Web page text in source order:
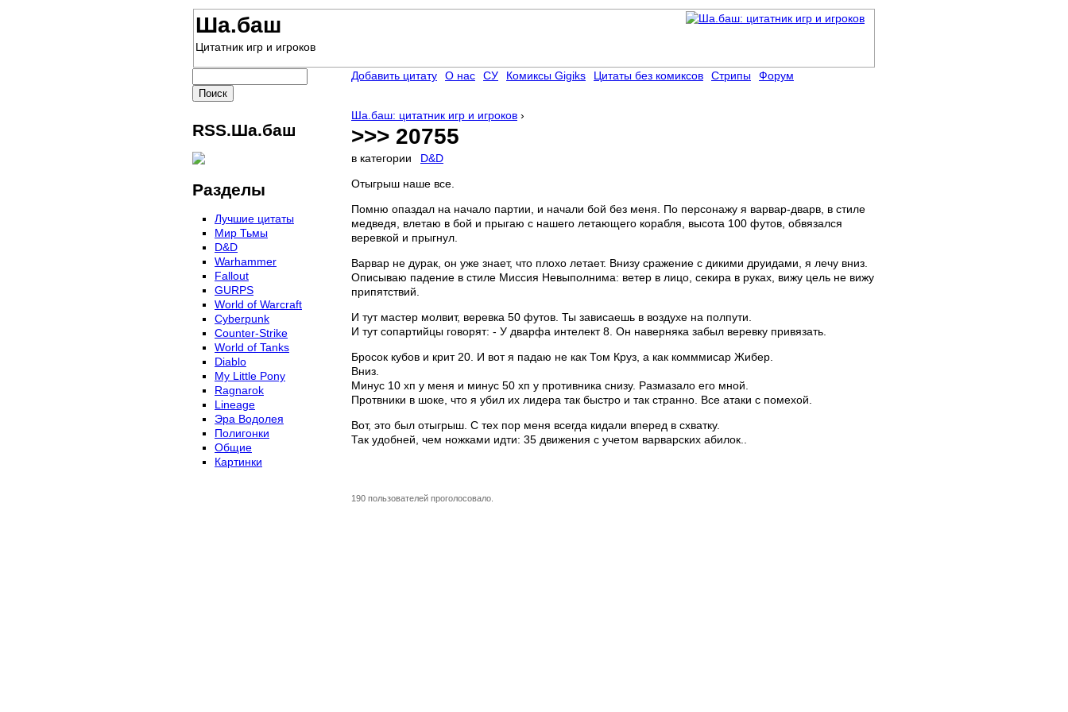
Ша.баш
Цитатник игр и игроков
Ша.баш: цитатник игр и игроков ›
>>> 20755
в категории
D&D
Отыгрыш наше все.
Помню опаздал на начало партии, и начали бой без меня. По персонажу я варвар-дварв, в стиле
медведя, влетаю в бой и прыгаю с нашего летающего корабля, высота 100 футов, обвязался
веревкой и прыгнул.
Варвар не дурак, он уже знает, что плохо летает. Внизу сражение с дикими друидами, я лечу вниз.
Описываю падение в стиле Миссия Невыполнима: ветер в лицо, секира в руках, вижу цель не вижу
припятствий.
И тут мастер молвит, веревка 50 футов. Ты зависаешь в воздухе на полпути.
И тут сопартийцы говорят: - У дварфа интелект 8. Он наверняка забыл веревку привязать.
Бросок кубов и крит 20. И вот я падаю не как Том Круз, а как комммисар Жибер.
Вниз.
Минус 10 хп у меня и минус 50 хп у противника снизу. Размазало его мной.
Протвники в шоке, что я убил их лидера так быстро и так странно. Все атаки с помехой.
Вот, это был отыгрыш. С тех пор меня всегда кидали вперед в схватку.
Так удобней, чем ножками идти: 35 движения с учетом варварских абилок..
190 пользователей проголосовало.
Добавить цитату О нас СУ Комиксы Gigiks Цитаты без комиксов Стрипы Форум
RSS.Ша.баш
Разделы
Лучшие цитаты
Мир Тьмы
D&D
Warhammer
Fallout
GURPS
World of Warcraft
Сyberpunk
Counter-Strike
World of Tanks
Diablo
My Little Pony
Ragnarok
Lineage
Эра Водолея
Полигонки
Общие
Картинки